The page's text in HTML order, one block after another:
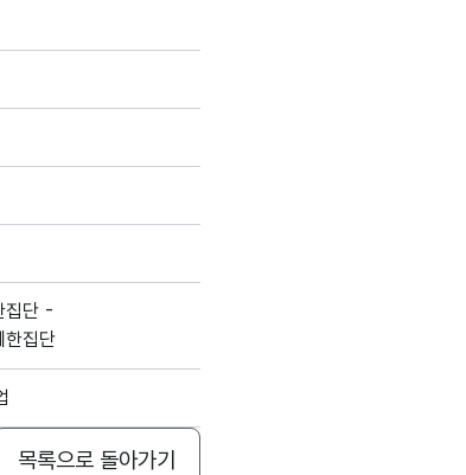
집단 -
한집단
목록으로 돌아가기